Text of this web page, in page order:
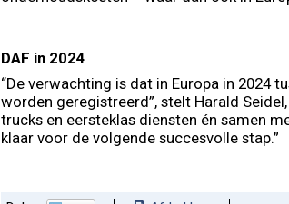
DAF in 2024
“De verwachting is dat in Europa in 2024
worden geregistreerd”, stelt Harald
trucks en eersteklas diensten én samen
klaar voor de volgende succesvolle stap.”